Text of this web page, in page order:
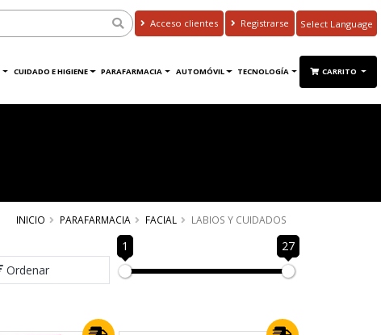
Acceso clientes Registrarse
Translate
CUIDADO E HIGIENE PARAFARMACIA AUTOMÓVIL TECNOLOGÍA CARRITO
INICIO PARAFARMACIA FACIAL LABIOS Y CUIDADOS
Ordenar
1 27